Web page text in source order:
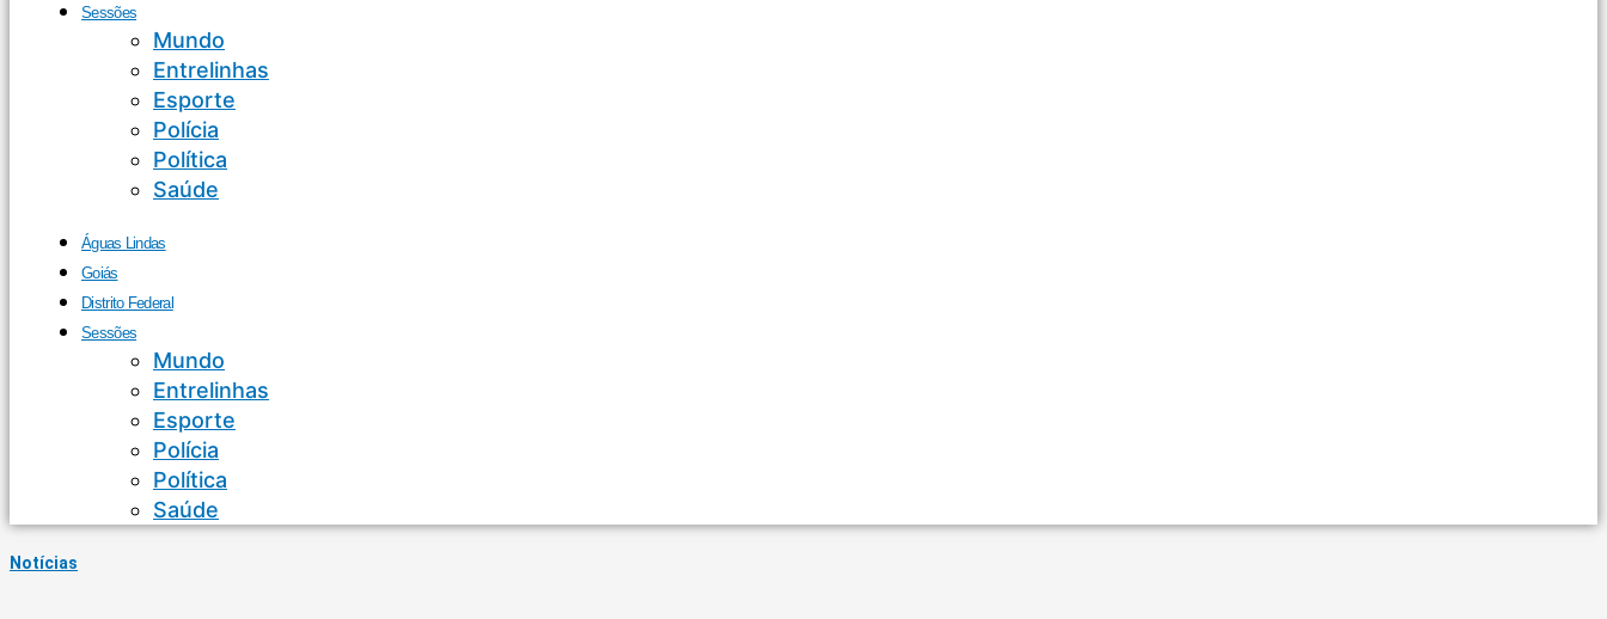
Sessões
Mundo
Entrelinhas
Esporte
Polícia
Política
Saúde
Águas Lindas
Goiás
Distrito Federal
Sessões
Mundo
Entrelinhas
Esporte
Polícia
Política
Saúde
Notícias